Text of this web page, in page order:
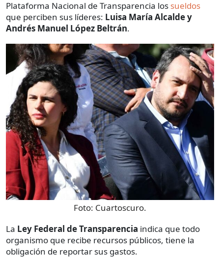
Plataforma Nacional de Transparencia los sueldos
que perciben sus líderes: Luisa María Alcalde y
Andrés Manuel López Beltrán.
Foto: Cuartoscuro.
La Ley Federal de Transparencia indica que todo
organismo que recibe recursos públicos, tiene la
obligación de reportar sus gastos.